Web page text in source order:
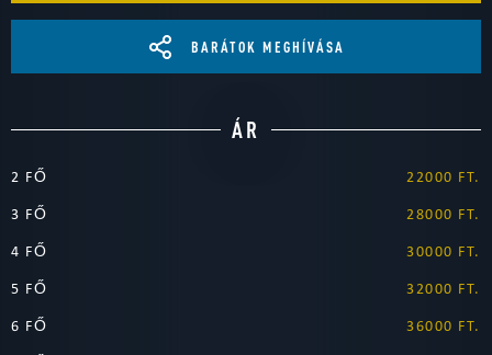
BARÁTOK MEGHÍVÁSA
ÁR
2 FŐ
22000 FT.
3 FŐ
28000 FT.
4 FŐ
30000 FT.
5 FŐ
32000 FT.
6 FŐ
36000 FT.